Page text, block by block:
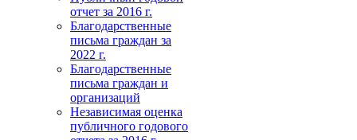
отчет за 2016 г.
Благодарственные
письма граждан за
2022 г.
Благодарственные
письма граждан и
организаций
Независимая оценка
публичного годового